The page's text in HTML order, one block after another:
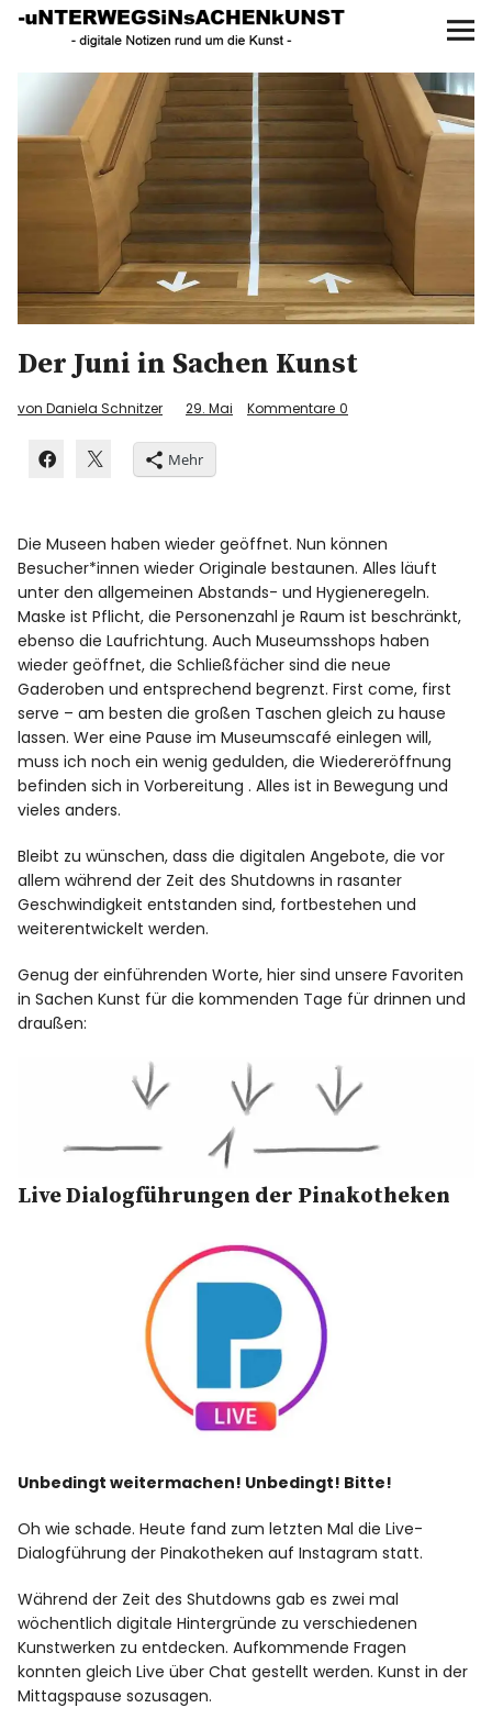
UNTERWEGS IN SACHEN
KUNST
Start
AKTUELLE AUSSTELLUNGEN
KUNSTSPAZIERGÄNGE
UNSER BUCH
Der Juni in Sachen Kunst
von Daniela Schnitzer 29. Mai Kommentare 0
Mehr
Die Museen haben wieder geöffnet. Nun können
Besucher*innen wieder Originale bestaunen. Alles läuft
unter den allgemeinen Abstands- und Hygieneregeln.
Maske ist Pflicht, die Personenzahl je Raum ist beschränkt,
ebenso die Laufrichtung. Auch Museumsshops haben
wieder geöffnet, die Schließfächer sind die neue
Gaderoben und entsprechend begrenzt. First come, first
serve – am besten die großen Taschen gleich zu hause
lassen. Wer eine Pause im Museumscafé einlegen will,
muss ich noch ein wenig gedulden, die Wiedereröffnung
befinden sich in Vorbereitung . Alles ist in Bewegung und
vieles anders.
Bleibt zu wünschen, dass die digitalen Angebote, die vor
allem während der Zeit des Shutdowns in rasanter
Geschwindigkeit entstanden sind, fortbestehen und
weiterentwickelt werden.
Genug der einführenden Worte, hier sind unsere Favoriten
in Sachen Kunst für die kommenden Tage für drinnen und
draußen:
Live Dialogführungen der Pinakotheken
Unbedingt weitermachen! Unbedingt! Bitte!
Oh wie schade. Heute fand zum letzten Mal die Live-
Dialogführung der Pinakotheken auf Instagram statt.
Während der Zeit des Shutdowns gab es zwei mal
wöchentlich digitale Hintergründe zu verschiedenen
Kunstwerken zu entdecken. Aufkommende Fragen
konnten gleich Live über Chat gestellt werden. Kunst in der
Mittagspause sozusagen.